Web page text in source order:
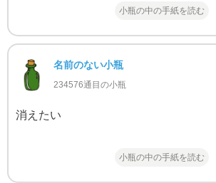
小瓶の中の手紙を読む
名前のない小瓶
234576通目の小瓶
消えたい
小瓶の中の手紙を読む